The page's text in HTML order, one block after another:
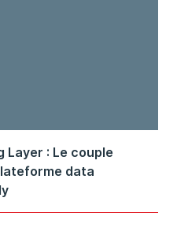
Layer : Le couple
data